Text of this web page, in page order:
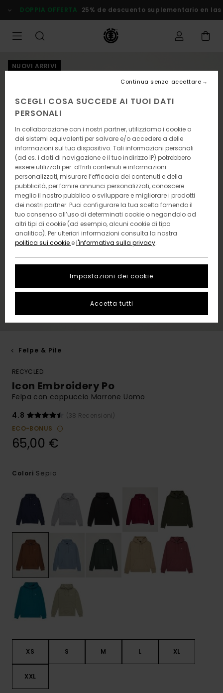
alle
informazioni
prodotto
DOPPIA OFFERTA 25% de descuento suplementario en
NUOVI ARRIVI
Felpe & Pile
RECYCLED
Icon Embroidery Po
Felpa con cappuccio Marrone Uomo
4.8
(38 Recensioni)
ECO-BONUS
65,00 €
Colori Sepia
XS S M L XL
XXL
SCEGLI COSA SUCCEDE AI TUOI DATI
PERSONALI
In collaborazione con i nostri partner, utilizziamo i cookie o
dei sistemi equivalenti per salvare e/o accedere a delle
informazioni sul tuo dispositivo. Tali informazioni personali
(ad es. i dati di navigazione e il tuo indirizzo IP) potrebbero
essere utilizzati per: offrirti contenuti e informazioni
personalizzati, misurare l’efficacia dei contenuti e della
pubblicità, per fornire annunci personalizzati, conoscere
meglio il nostro pubblico o sviluppare e migliorare i prodotti
dei nostri partner. Puoi configurare la tua scelta fornendo il
tuo consenso all’uso di determinati cookie o negandolo ad
altri tipi di cookie (ad esempio, alcuni cookie di tipo
analitico). Per ulteriori informazioni consulta la nostra
politica sui cookie el'informativa sulla privacy.
Impostazioni dei cookie
Continua senza accettare
Accetta tutti